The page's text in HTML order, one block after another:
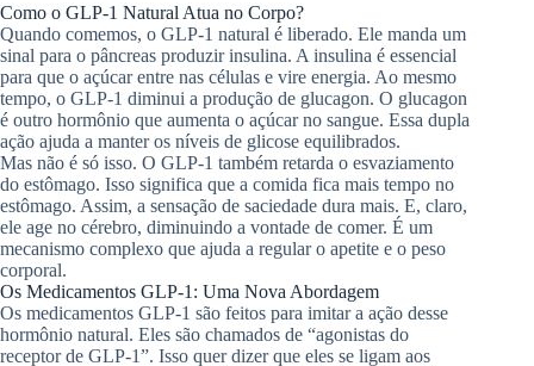
Como o GLP-1 Natural Atua no Corpo?
Quando comemos, o GLP-1 natural é liberado. Ele manda um
sinal para o pâncreas produzir insulina. A insulina é essencial
para que o açúcar entre nas células e vire energia. Ao mesmo
tempo, o GLP-1 diminui a produção de glucagon. O glucagon
é outro hormônio que aumenta o açúcar no sangue. Essa dupla
ação ajuda a manter os níveis de glicose equilibrados.
Mas não é só isso. O GLP-1 também retarda o esvaziamento
do estômago. Isso significa que a comida fica mais tempo no
estômago. Assim, a sensação de saciedade dura mais. E, claro,
ele age no cérebro, diminuindo a vontade de comer. É um
mecanismo complexo que ajuda a regular o apetite e o peso
corporal.
Os Medicamentos GLP-1: Uma Nova Abordagem
Os medicamentos GLP-1 são feitos para imitar a ação desse
hormônio natural. Eles são chamados de “agonistas do
receptor de GLP-1”. Isso quer dizer que eles se ligam aos